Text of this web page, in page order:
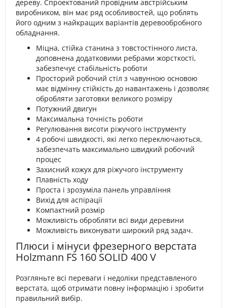
дереву. Спроектований провідним австрійським
виробником, він має ряд особливостей, що роблять
його одним з найкращих варіантів деревообробного
обладнання.
Міцна, стійка станина з товстостінного листа,
доповнена додатковими ребрами жорсткості,
забезпечує стабільність роботи
Просторий робочий стіл з чавунною основою
має відмінну стійкість до навантажень і дозволяє
обробляти заготовки великого розміру
Потужний двигун
Максимальна точність роботи
Регулювання висоти ріжучого інструменту
4 робочі швидкості, які легко переключаються,
забезпечать максимально швидкий робочий
процес
Захисний кожух для ріжучого інструменту
Плавність ходу
Проста і зрозуміла панель управління
Вихід для аспірації
Компактний розмір
Можливість обробляти всі види деревини
Можливість виконувати широкий ряд задач.
Плюси і мінуси фрезерного верстата
Holzmann FS 160 SOLID 400 V
Розгляньте всі переваги і недоліки представленого
верстата, щоб отримати повну інформацію і зробити
правильний вибір.